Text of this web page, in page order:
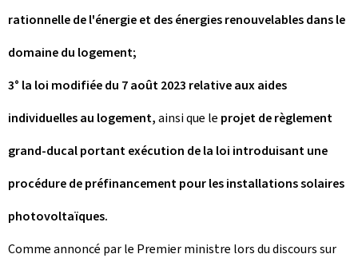
rationnelle de l'énergie et des énergies renouvelables dans le
domaine du logement;
3° la loi modifiée du 7 août 2023 relative aux aides
individuelles au logement,ainsi que le projet de règlement
grand-ducal portant exécution de la loi introduisant une
procédure de préfinancement pour les installations solaires
photovoltaïques.
Comme annoncé par le Premier ministre lors du discours sur